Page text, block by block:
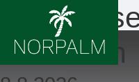
Ingen
drammen